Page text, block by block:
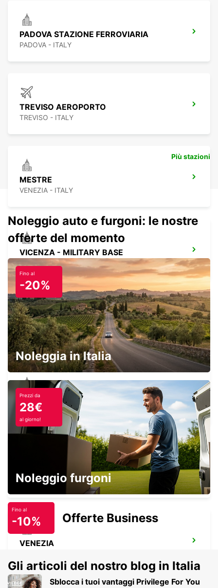
PADOVA STAZIONE FERROVIARIA
PADOVA - ITALY
TREVISO AEROPORTO
TREVISO - ITALY
MESTRE
VENEZIA - ITALY
VICENZA - MILITARY BASE
VICENZA - ITALY
CORNUDA
CORNUDA - ITALY
VICENZA
VICENZA - ITALY
VENEZIA AEROPORTO
VENEZIA - ITALY
VENEZIA
Più stazioni
Noleggio auto e furgoni: le nostre
offerte del momento
Fino al
-20%
Noleggia in Italia
Prezzi da
28€
al giorno!
Noleggio furgoni
Fino al
-10% Offerte Business
Gli articoli del nostro blog in Italia
Sblocca i tuoi vantaggi Privilege For You